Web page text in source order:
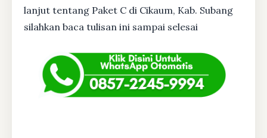
lanjut tentang Paket C di Cikaum, Kab. Subang
silahkan baca tulisan ini sampai selesai